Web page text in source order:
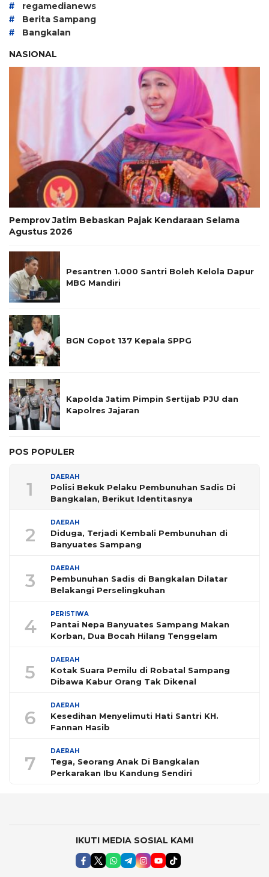
# regamedianews
# Berita Sampang
#
Bangkalan
NASIONAL
Pemprov Jatim Bebaskan Pajak Kendaraan Selama
Agustus 2026
Pesantren 1.000 Santri Boleh Kelola Dapur
MBG Mandiri
BGN Copot 137 Kepala SPPG
Kapolda Jatim Pimpin Sertijab PJU dan
Kapolres Jajaran
POS POPULER
1
DAERAH
Polisi Bekuk Pelaku Pembunuhan Sadis Di
Bangkalan, Berikut Identitasnya
2
DAERAH
Diduga, Terjadi Kembali Pembunuhan di
Banyuates Sampang
3
DAERAH
Pembunuhan Sadis di Bangkalan Dilatar
Belakangi Perselingkuhan
4
PERISTIWA
Pantai Nepa Banyuates Sampang Makan
Korban, Dua Bocah Hilang Tenggelam
5
DAERAH
Kotak Suara Pemilu di Robatal Sampang
Dibawa Kabur Orang Tak Dikenal
6
DAERAH
Kesedihan Menyelimuti Hati Santri KH.
Fannan Hasib
7
DAERAH
Tega, Seorang Anak Di Bangkalan
Perkarakan Ibu Kandung Sendiri
IKUTI MEDIA SOSIAL KAMI